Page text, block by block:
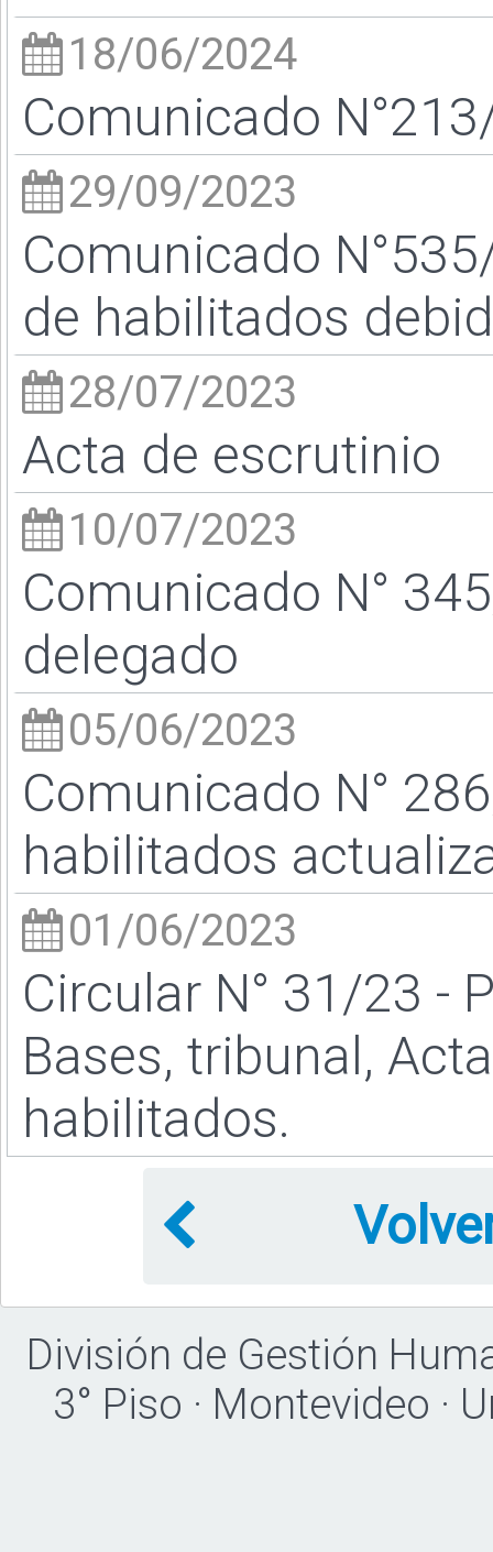
18/06/2024
Comunicado
29/09/2023
Comunicado
de habilitados
28/07/2023
Acta de escrutinio
10/07/2023
Comunicado N°
delegado
05/06/2023
Comunicado N°
habilitados
01/06/2023
Circular N° 31/23 -
Bases, tribunal,
habilitados.
División de Gestión
3° Piso · Montevideo ·